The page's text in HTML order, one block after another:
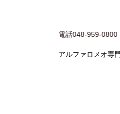
電話048-959-0800
アルファロメオ専